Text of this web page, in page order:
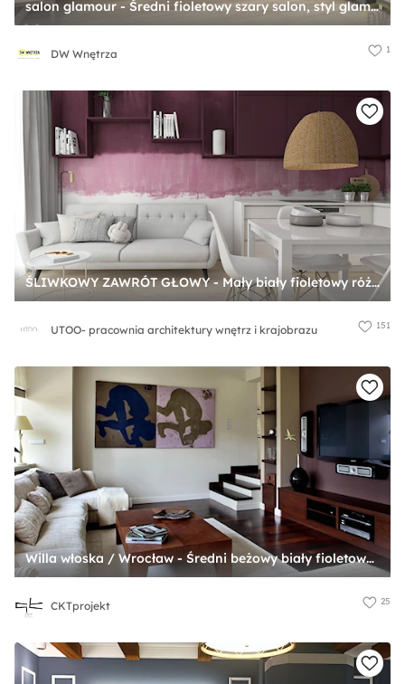
salon glamour - Średni fioletowy szary salon, styl glamour - zdjęcie od DW Wnętrza
DW Wnętrza 1
ŚLIWKOWY ZAWRÓT GŁOWY - Mały biały fioletowy różowy salon z kuchnią z jadalnią, styl skandynawski - zdjęcie od UTOO- pracownia architektury wnętrz i krajobrazu
UTOO- pracownia architektury wnętrz i krajobrazu 151
Willa włoska / Wrocław - Średni beżowy biały fioletowy salon, styl tradycyjny - zdjęcie od CKTprojekt
CKTprojekt 25